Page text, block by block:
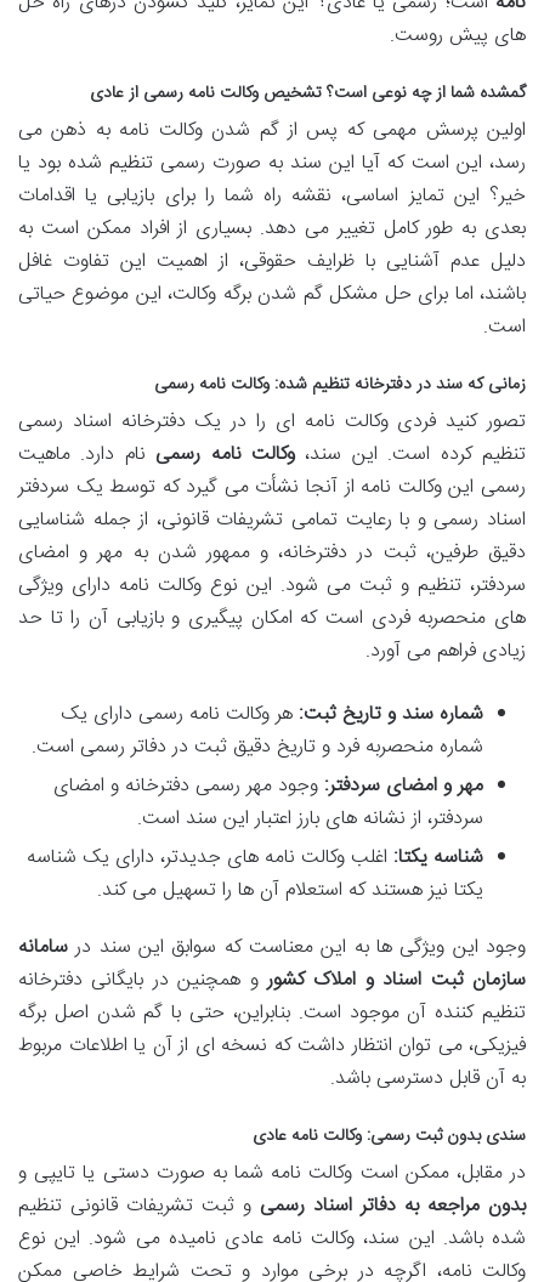
های پیش روست.
گمشده شما از چه نوعی است؟ تشخیص وکالت نامه رسمی از عادی
اولین پرسش مهمی که پس از گم شدن وکالت نامه به ذهن می
رسد، این است که آیا این سند به صورت رسمی تنظیم شده بود یا
خیر؟ این تمایز اساسی، نقشه راه شما را برای بازیابی یا اقدامات
بعدی به طور کامل تغییر می دهد. بسیاری از افراد ممکن است به
دلیل عدم آشنایی با ظرایف حقوقی، از اهمیت این تفاوت غافل
باشند، اما برای حل مشکل گم شدن برگه وکالت، این موضوع حیاتی
است.
زمانی که سند در دفترخانه تنظیم شده: وکالت نامه رسمی
تصور کنید فردی وکالت نامه ای را در یک دفترخانه اسناد رسمی
تنظیم کرده است. این سند،وکالت نامه رسمی نام دارد. ماهیت
رسمی این وکالت نامه از آنجا نشأت می گیرد که توسط یک سردفتر
اسناد رسمی و با رعایت تمامی تشریفات قانونی، از جمله شناسایی
دقیق طرفین، ثبت در دفترخانه، و ممهور شدن به مهر و امضای
سردفتر، تنظیم و ثبت می شود. این نوع وکالت نامه دارای ویژگی
های منحصربه فردی است که امکان پیگیری و بازیابی آن را تا حد
زیادی فراهم می آورد.
شماره سند و تاریخ ثبت: هر وکالت نامه رسمی دارای یک
شماره منحصربه فرد و تاریخ دقیق ثبت در دفاتر رسمی است.
مهر و امضای سردفتر: وجود مهر رسمی دفترخانه و امضای
سردفتر، از نشانه های بارز اعتبار این سند است.
شناسه یکتا: اغلب وکالت نامه های جدیدتر، دارای یک شناسه
یکتا نیز هستند که استعلام آن ها را تسهیل می کند.
وجود این ویژگی ها به این معناست که سوابق این سند درسامانه
سازمان ثبت اسناد و املاک کشورو همچنین در بایگانی دفترخانه
تنظیم کننده آن موجود است. بنابراین، حتی با گم شدن اصل برگه
فیزیکی، می توان انتظار داشت که نسخه ای از آن یا اطلاعات مربوط
به آن قابل دسترسی باشد.
سندی بدون ثبت رسمی: وکالت نامه عادی
در مقابل، ممکن است وکالت نامه شما به صورت دستی یا تایپی و
بدون مراجعه به دفاتر اسناد رسمی و ثبت تشریفات قانونی تنظیم
شده باشد. این سند، وکالت نامه عادی نامیده می شود. این نوع
وکالت نامه، اگرچه در برخی موارد و تحت شرایط خاصی ممکن